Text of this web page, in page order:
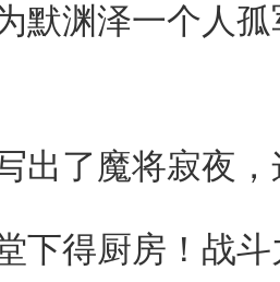
默渊泽一个人
了魔将寂夜，
得厨房！战斗